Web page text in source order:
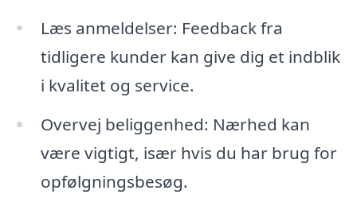
Læs anmeldelser: Feedback fra
tidligere kunder kan give dig et indblik
i kvalitet og service.
Overvej beliggenhed: Nærhed kan
være vigtigt, især hvis du har brug for
opfølgningsbesøg.